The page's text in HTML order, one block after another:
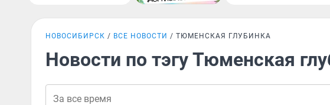
НОВОСИБИРСК ВСЕ НОВОСТИ ТЮМЕНСКАЯ ГЛУБИНКА
Новости по тэгу Тюменская